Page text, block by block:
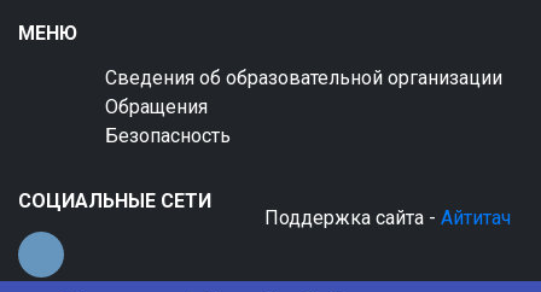
МЕНЮ
Сведения об образовательной организации
Обращения
Безопасность
СОЦИАЛЬНЫЕ СЕТИ
Поддержка сайта - Айтитач